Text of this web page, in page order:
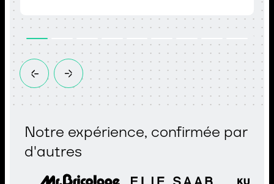
Notre expérience, confirmée par
d'autres